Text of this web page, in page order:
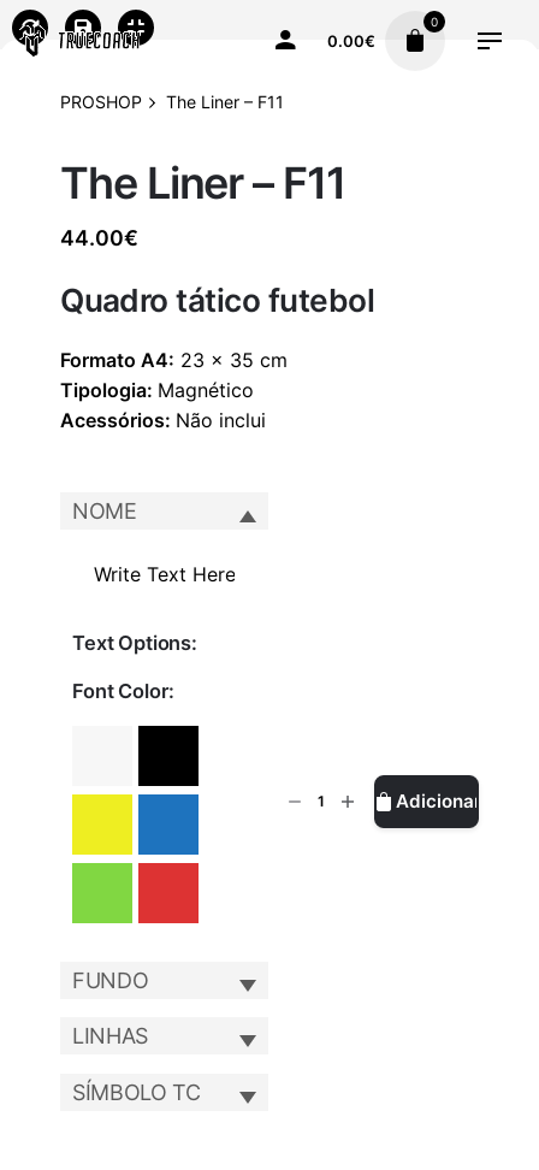
0.00€
0
PROSHOP The Liner – F11
The Liner – F11
44.00€
Quadro tático futebol
Formato A4: 23 x 35 cm
Tipologia: Magnético
Acessórios: Não inclui
NOME
Text Options:
Font Color:
FUNDO
LINHAS
SÍMBOLO TC
Adicionar